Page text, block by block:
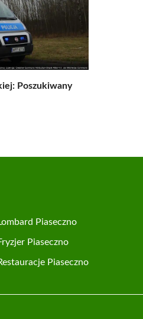
Poszukiwany
Piaseczno
Piaseczno
Piaseczno